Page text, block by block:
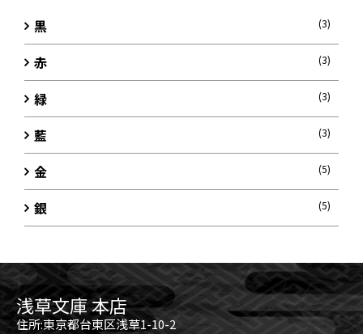
黒
(3)
赤 (3)
緑 (3)
藍 (3)
金 (5)
銀 (5)
浅草文庫 本店
住所:東京都台東区浅草1-10-2